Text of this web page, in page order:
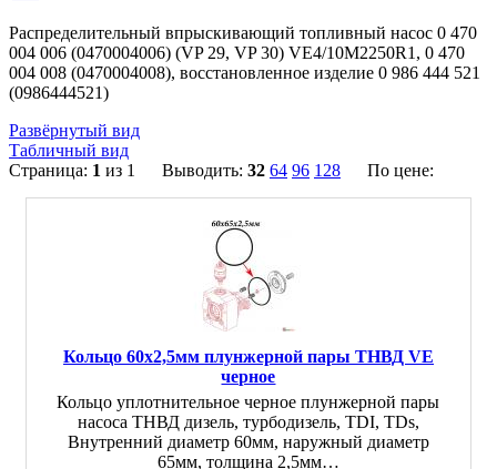
Распределительный впрыскивающий топливный насос 0 470
004 006 (0470004006) (VP 29, VP 30) VE4/10M2250R1, 0 470
004 008 (0470004008), восстановленное изделие 0 986 444 521
(0986444521)
Развёрнутый вид
Табличный вид
Страница: 1 из 1 Выводить: 32 64 96 128 По цене:
Кольцо 60x2,5мм плунжерной пары ТНВД VE
черное
Кольцо уплотнительное черное плунжерной пары
насоса ТНВД дизель, турбодизель, TDI, TDs,
Внутренний диаметр 60мм, наружный диаметр
65мм, толщина 2,5мм…